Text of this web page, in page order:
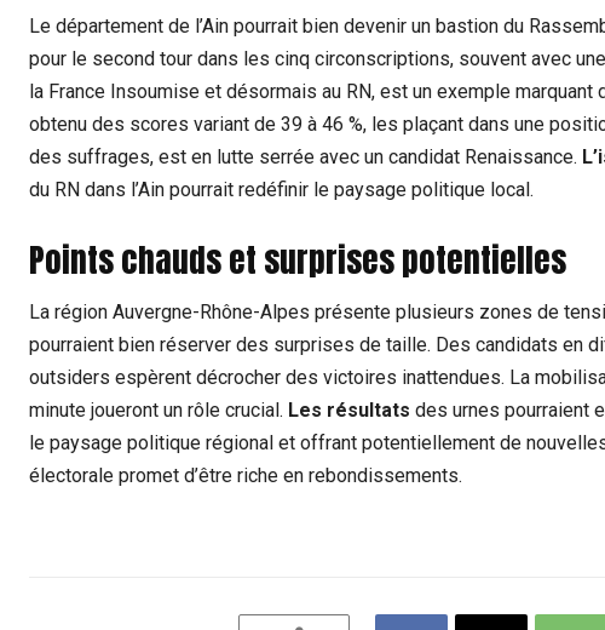
Le département de l’Ain pourrait bien devenir un bastion du
pour le second tour dans les cinq circonscriptions, souvent avec
la France Insoumise et désormais au RN, est un exemple
obtenu des scores variant de 39 à 46 %, les plaçant dans une
des suffrages, est en lutte serrée avec un candidat Renaissance.
du RN dans l’Ain pourrait redéfinir le paysage politique local.
Points chauds et surprises potentielles
La région Auvergne-Rhône-Alpes présente plusieurs zones de
pourraient bien réserver des surprises de taille. Des candidats en
outsiders espèrent décrocher des victoires inattendues. La
minute joueront un rôle crucial. Les résultats des urnes pourraient
le paysage politique régional et offrant potentiellement de
électorale promet d’être riche en rebondissements.